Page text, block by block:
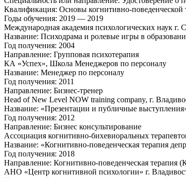
Квалификация: Основы когнитивно-поведенческой
Годы обучения: 2019 — 2019
Международная академия психологических наук г.
Название: Психодрама и ролевые игры в
Год получения: 2004
Направление: Групповая психотерапия
КА «Успех», Школа Менеджеров по персоналу
Название: Менеджер по персоналу
Год получения: 2011
Направление: Бизнес-тренер
Head of New Level NOW training company, г.
Название: «Презентации и публичные
Год получения: 2012
Направление: Бизнес консультирование
Ассоциация когнитивно-бихевиоральных
Название: «Когнитивно-поведенческая терапия
Год получения: 2018
Направление: Когнитивно-поведенческая терапия
АНО «Центр когнитивной психологии» г.